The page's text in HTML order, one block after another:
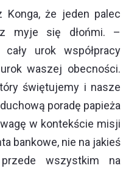
Konga, że jeden palec
myje się dłońmi. –
urok współpracy
waszej obecności.
świętujemy i nasze
poradę papieża
w kontekście misji
bankowe, nie na jakieś
wszystkim na